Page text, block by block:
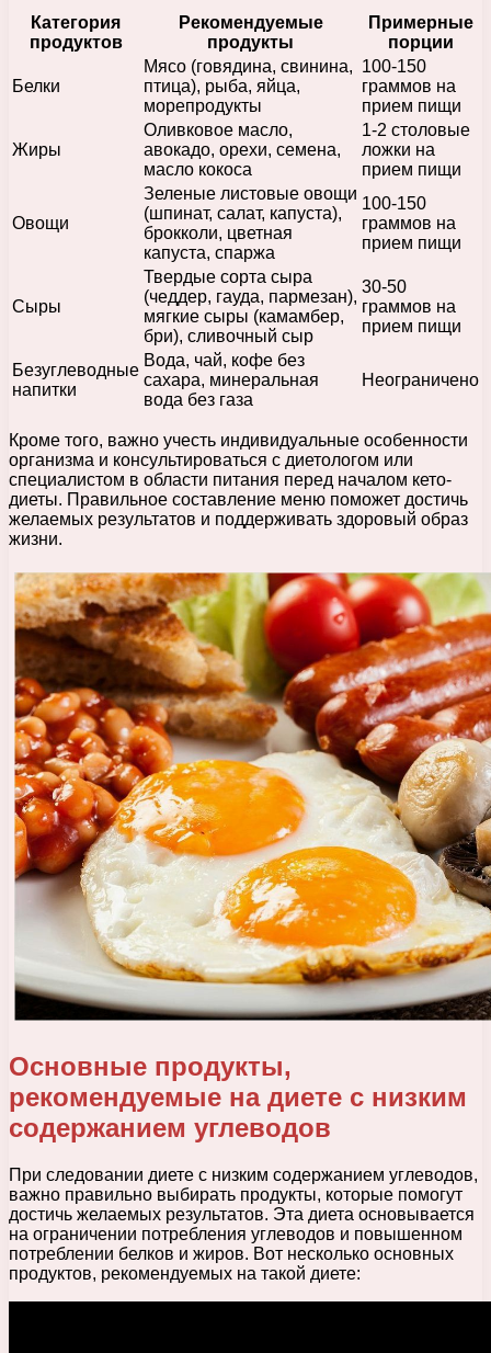
Категория
продуктов
Рекомендуемые
продукты
Примерные
порции
Белки
Мясо (говядина, свинина,
птица), рыба, яйца,
морепродукты
100-150
граммов на
прием пищи
Жиры
Оливковое масло,
авокадо, орехи, семена,
масло кокоса
1-2 столовые
ложки на
прием пищи
Овощи
Зеленые листовые овощи
(шпинат, салат, капуста),
брокколи, цветная
капуста, спаржа
100-150
граммов на
прием пищи
Сыры
Твердые сорта сыра
(чеддер, гауда, пармезан),
мягкие сыры (камамбер,
бри), сливочный сыр
30-50
граммов на
прием пищи
Безуглеводные
напитки
Вода, чай, кофе без
сахара, минеральная
вода без газа
Неограничено
Кроме того, важно учесть индивидуальные особенности
организма и консультироваться с диетологом или
специалистом в области питания перед началом кето-
диеты. Правильное составление меню поможет достичь
желаемых результатов и поддерживать здоровый образ
жизни.
Основные продукты,
рекомендуемые на диете с низким
содержанием углеводов
При следовании диете с низким содержанием углеводов,
важно правильно выбирать продукты, которые помогут
достичь желаемых результатов. Эта диета основывается
на ограничении потребления углеводов и повышенном
потреблении белков и жиров. Вот несколько основных
продуктов, рекомендуемых на такой диете: